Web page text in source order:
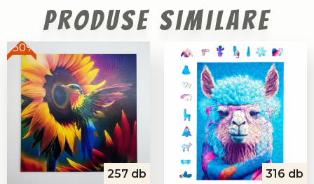
Produse similare
-50%
257 db
316 db